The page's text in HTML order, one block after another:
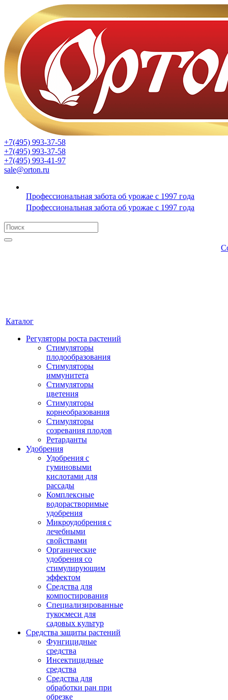
+7(495) 993-37-58
+7(495) 993-37-58
+7(495) 993-41-97
sale@orton.ru
Профессиональная забота об урожае с 1997 года
Профессиональная забота об урожае с 1997 года
Каталог
Регуляторы роста растений
Стимуляторы
плодообразования
Стимуляторы
иммунитета
Стимуляторы
цветения
Стимуляторы
корнеобразования
Стимуляторы
созревания плодов
Ретарданты
Удобрения
Удобрения с
гуминовыми
кислотами для
рассады
Комплексные
водорастворимые
удобрения
Микроудобрения с
лечебными
свойствами
Органические
удобрения со
стимулирующим
эффектом
Средства для
компостирования
Специализированные
тукосмеси для
садовых культур
Средства защиты растений
Фунгицидные
средства
Инсектицидные
средства
Средства для
обработки ран при
обрезке